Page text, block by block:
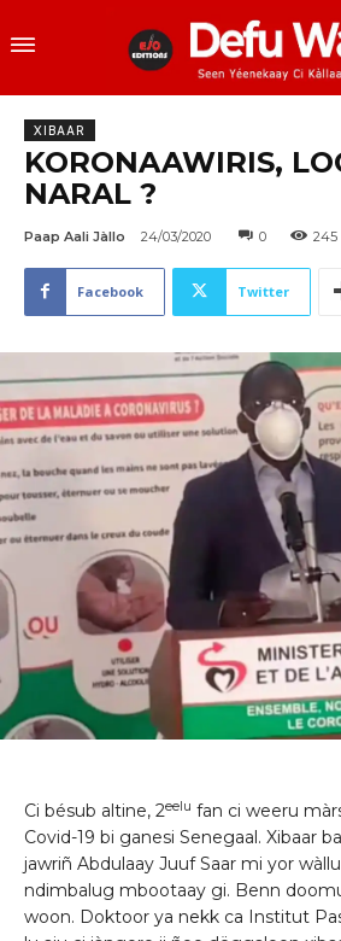
XIBAAR
KORONAAWIRIS,
NARAL ?
Paap Aali Jàllo 24/03/2020 0 245
Facebook Twitter
Ci bésub altine, 2eelu fan ci weeru
Covid-19 bi ganesi Senegaal. Xibaar
jawriñ Abdulaay Juuf Saar mi yor
ndimbalug mbootaay gi. Benn
woon. Doktoor ya nekk ca Institut